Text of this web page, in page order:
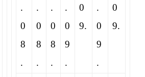
.
0
8
.
.
0
8
.
.
0
8
.
.
0
9
.
0
9.
.
0
9
.
0
9.